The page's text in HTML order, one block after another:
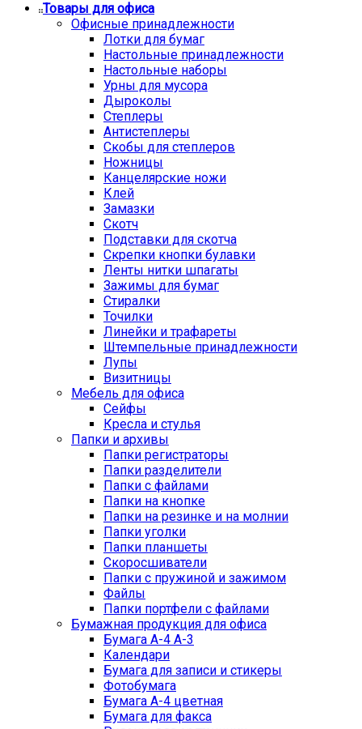
Товары для офиса
Офисные принадлежности
Лотки для бумаг
Настольные принадлежности
Настольные наборы
Урны для мусора
Дыроколы
Степлеры
Антистеплеры
Скобы для степлеров
Ножницы
Канцелярские ножи
Клей
Замазки
Скотч
Подставки для скотча
Скрепки кнопки булавки
Ленты нитки шпагаты
Зажимы для бумаг
Стиралки
Точилки
Линейки и трафареты
Штемпельные принадлежности
Лупы
Визитницы
Мебель для офиса
Сейфы
Кресла и стулья
Папки и архивы
Папки регистраторы
Папки разделители
Папки с файлами
Папки на кнопке
Папки на резинке и на молнии
Папки уголки
Папки планшеты
Скоросшиватели
Папки с пружиной и зажимом
Файлы
Папки портфели с файлами
Бумажная продукция для офиса
Бумага А-4 А-3
Календари
Бумага для записи и стикеры
Фотобумага
Бумага А-4 цветная
Бумага для факса